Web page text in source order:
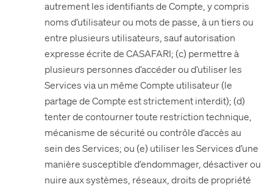
autrement les identifiants de Compte, y compris
noms d’utilisateur ou mots de passe, à un tiers ou
entre plusieurs utilisateurs, sauf autorisation
expresse écrite de CASAFARI; (c) permettre à
plusieurs personnes d’accéder ou d’utiliser les
Services via un même Compte utilisateur (le
partage de Compte est strictement interdit); (d)
tenter de contourner toute restriction technique,
mécanisme de sécurité ou contrôle d’accès au
sein des Services; ou (e) utiliser les Services d’une
manière susceptible d’endommager, désactiver ou
nuire aux systèmes, réseaux, droits de propriété